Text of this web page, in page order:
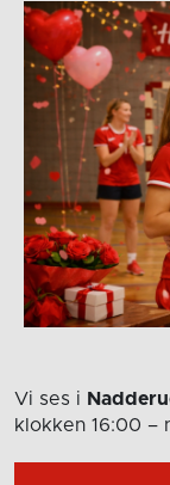
Vi ses i
klokken 16:00 –